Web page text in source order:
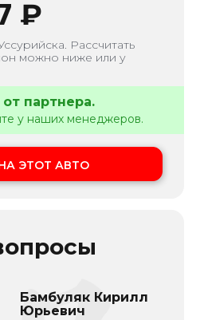
₽
. Рассчитать
можно ниже или у
партнера.
у наших менеджеров.
ЭТОТ АВТО
Бамбуляк Кирилл
Юрьевич